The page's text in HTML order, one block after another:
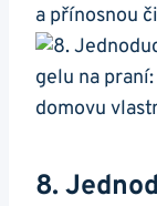
a přínosnou
8.